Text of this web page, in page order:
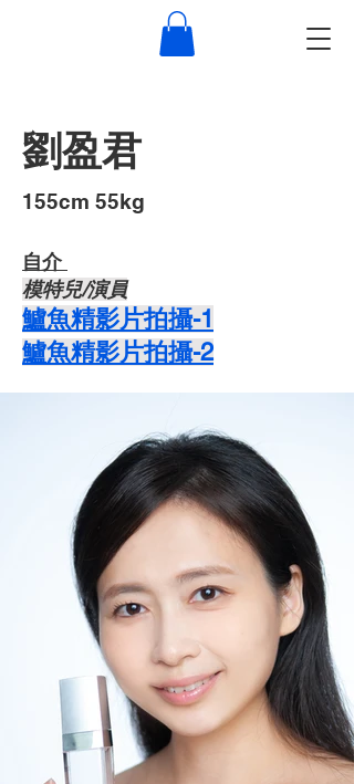
劉盈君
155cm 55kg
自介 ​
​模特兒/演員
​​鱸魚精影片拍攝-1
​​鱸魚精影片拍攝-2